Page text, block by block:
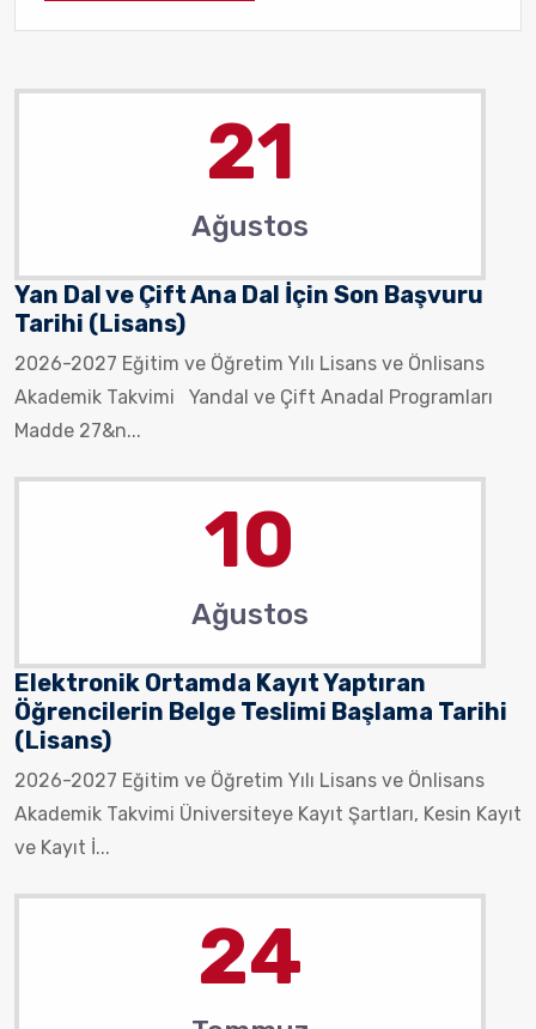
21
Ağustos
Yan Dal ve Çift Ana Dal İçin Son Başvuru
Tarihi (Lisans)
2026-2027 Eğitim ve Öğretim Yılı Lisans ve Önlisans
Akademik Takvimi Yandal ve Çift Anadal Programları
Madde 27&n...
10
Ağustos
Elektronik Ortamda Kayıt Yaptıran
Öğrencilerin Belge Teslimi Başlama Tarihi
(Lisans)
2026-2027 Eğitim ve Öğretim Yılı Lisans ve Önlisans
Akademik Takvimi Üniversiteye Kayıt Şartları, Kesin Kayıt
ve Kayıt İ...
24